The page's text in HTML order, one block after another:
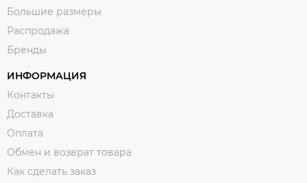
Большие размеры
Распродажа
Бренды
ИНФОРМАЦИЯ
Контакты
Доставка
Оплата
Обмен и возврат товара
Как сделать заказ